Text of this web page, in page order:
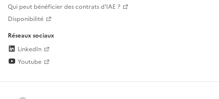
Qui peut bénéficier des contrats d'IAE ?
Disponibilité
Réseaux sociaux
LinkedIn
Youtube